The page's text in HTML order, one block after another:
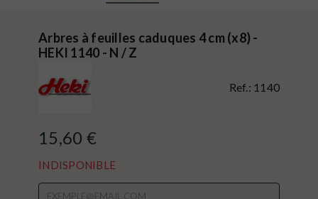
Arbres à feuilles caduques 4 cm (x8) -
HEKI 1140 - N / Z
Ref.: 1140
15,60 €
INDISPONIBLE